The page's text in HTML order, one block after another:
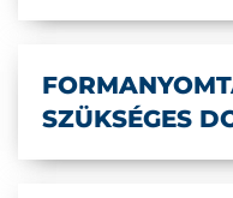
SZÜKSÉGES